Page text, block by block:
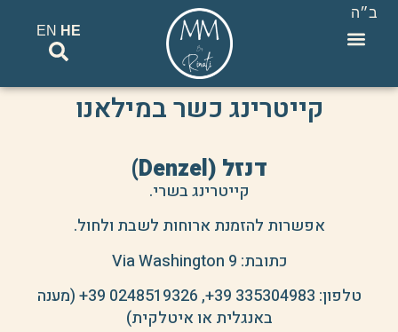
ב״ה
EN HE
קייטרינג כשר במילאנו
דנזל (Denzel)
קייטרינג בשרי.
אפשרות להזמנת ארוחות לשבת ולחול.
כתובת: Via Washington 9
טלפון: +39 335304983
,
+39 0248519326(מענה
באנגלית או איטלקית)